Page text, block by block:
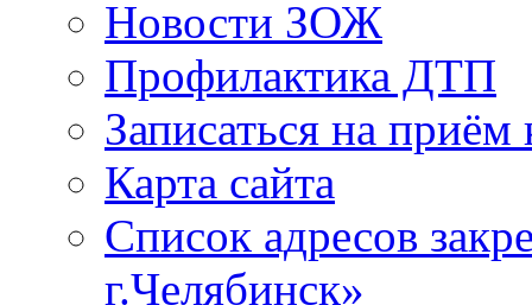
Новости ЗОЖ
Профилактика ДТП
Записаться на приём
Карта сайта
Список адресов
г.Челябинск»